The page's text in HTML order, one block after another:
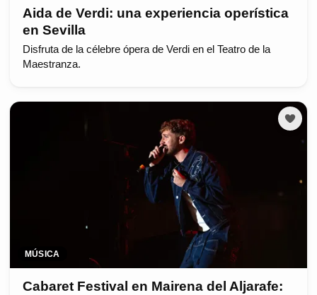
Aida de Verdi: una experiencia operística
en Sevilla
Disfruta de la célebre ópera de Verdi en el Teatro de la
Maestranza.
MÚSICA
Cabaret Festival en Mairena del Aljarafe: